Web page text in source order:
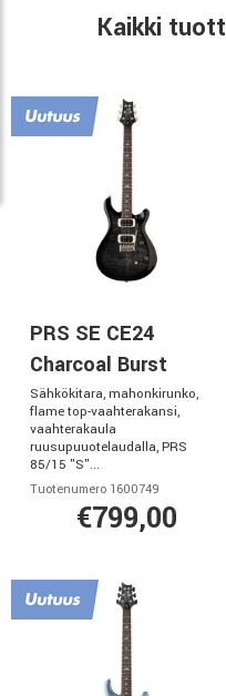
Kaikki
PRS SE CE24
Charcoal Burst
Sähkökitara, mahonkirunko,
flame top-vaahterakansi,
vaahterakaula
ruusupuuotelaudalla, PRS
85/15 "S"...
Tuotenumero 1600749
€799,00